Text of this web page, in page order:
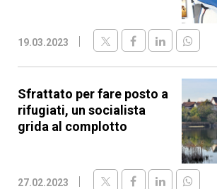
19.03.2023
Sfrattato per fare posto a
rifugiati, un socialista
grida al complotto
27.02.2023